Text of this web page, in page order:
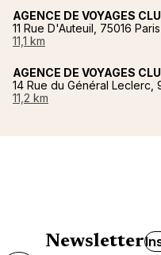
AGENCE DE VOYAGES
11 Rue D'Auteuil, 75016 Paris
11,1 km
AGENCE DE VOYAGES
14 Rue du Général Leclerc,
11,2 km
Newsletter